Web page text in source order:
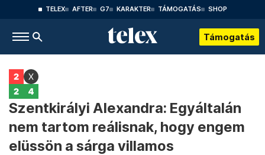
TELEX AFTER G7 KARAKTER TÁMOGATÁS SHOP
Támogatás
Szentkirályi Alexandra: Egyáltalán
nem tartom reálisnak, hogy engem
elüssön a sárga villamos